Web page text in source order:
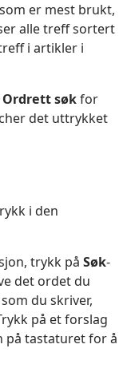
er mest brukt,
alle treff sortert
i artikler i
Ordrett søkfor
det uttrykket
i den
trykk på Søk-
det ordet du
du skriver,
på et forslag
på tastaturet for å